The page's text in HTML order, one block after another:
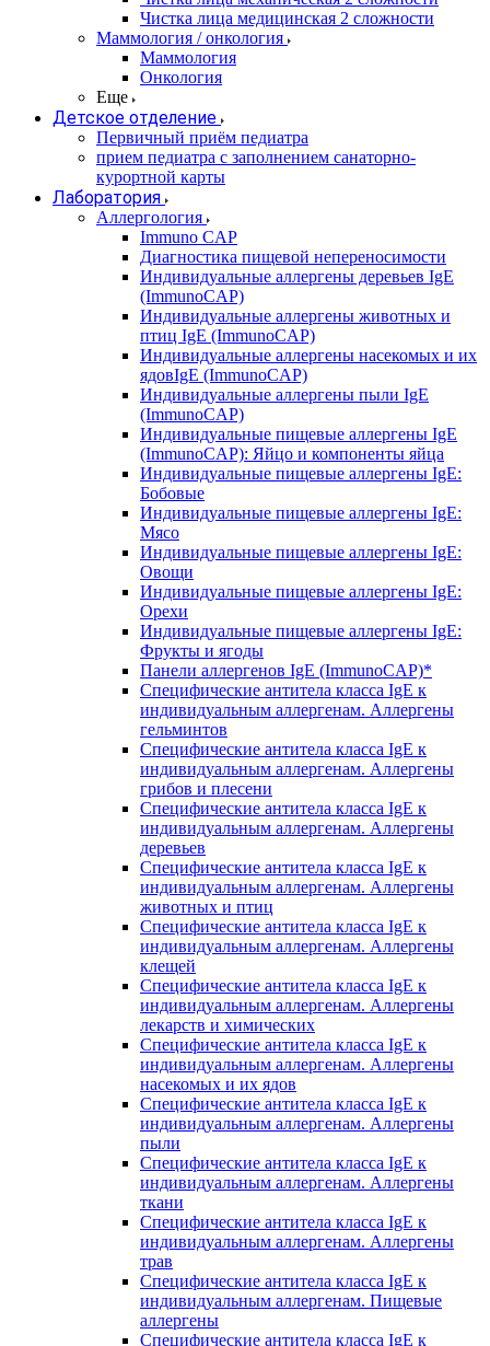
Чистка лица медицинская 2 сложности
Маммология / онкология
Маммология
Онкология
Еще
Детское отделение
Первичный приём педиатра
прием педиатра с заполнением санаторно-
курортной карты
Лаборатория
Аллергология
Immuno CAP
Диагностика пищевой непереносимости
Индивидуальные аллергены деревьев IgE
(ImmunoCAP)
Индивидуальные аллергены животных и
птиц IgE (ImmunoCAP)
Индивидуальные аллергены насекомых и их
ядовIgE (ImmunoCAP)
Индивидуальные аллергены пыли IgE
(ImmunoCAP)
Индивидуальные пищевые аллергены IgE
(ImmunoCAP): Яйцо и компоненты яйца
Индивидуальные пищевые аллергены IgE:
Бобовые
Индивидуальные пищевые аллергены IgE:
Мясо
Индивидуальные пищевые аллергены IgE:
Овощи
Индивидуальные пищевые аллергены IgE:
Орехи
Индивидуальные пищевые аллергены IgE:
Фрукты и ягоды
Панели аллергенов IgE (ImmunoCAP)*
Специфические антитела класса IgE к
индивидуальным аллергенам. Аллергены
гельминтов
Специфические антитела класса IgE к
индивидуальным аллергенам. Аллергены
грибов и плесени
Специфические антитела класса IgE к
индивидуальным аллергенам. Аллергены
деревьев
Специфические антитела класса IgE к
индивидуальным аллергенам. Аллергены
животных и птиц
Специфические антитела класса IgE к
индивидуальным аллергенам. Аллергены
клещей
Специфические антитела класса IgE к
индивидуальным аллергенам. Аллергены
лекарств и химических
Специфические антитела класса IgE к
индивидуальным аллергенам. Аллергены
насекомых и их ядов
Специфические антитела класса IgE к
индивидуальным аллергенам. Аллергены
пыли
Специфические антитела класса IgE к
индивидуальным аллергенам. Аллергены
ткани
Специфические антитела класса IgE к
индивидуальным аллергенам. Аллергены
трав
Специфические антитела класса IgE к
индивидуальным аллергенам. Пищевые
аллергены
Специфические антитела класса IgE к